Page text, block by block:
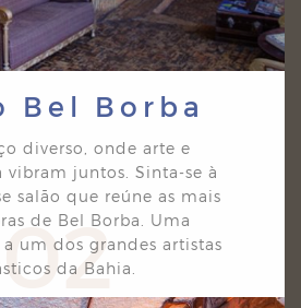
02
Bel Borba
diverso, onde arte e
vibram juntos. Sinta-se à
salão que reúne as mais
de Bel Borba. Uma
um dos grandes artistas
da Bahia.